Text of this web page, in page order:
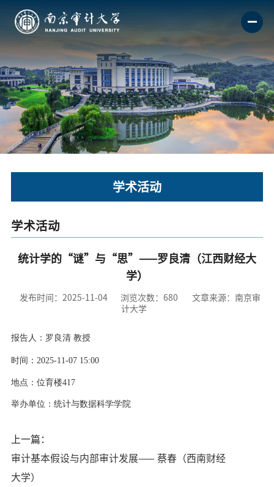
学术活动
学术活动
统计学的“谜”与“思”——罗良清（江西财经大
学）
发布时间：2025-11-04 浏览次数： 680
文章来源：南京审
计大学
报告人：罗良清 教授
时间： 2025-11-07 15:00
地点： 位育楼417
举办单位： 统计与数据科学学院
上一篇：
审计基本假设与内部审计发展—— 蔡春（西南财经
大学）